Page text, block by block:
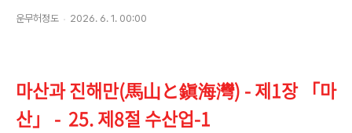
운무허정도 2026. 6. 1. 00:00
마산과 진해만(馬山と鎭海灣) - 제1장 「마
산」 - 25. 제8절 수산업-1